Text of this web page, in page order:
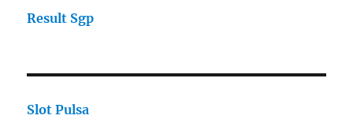
Result Sgp
Slot Pulsa